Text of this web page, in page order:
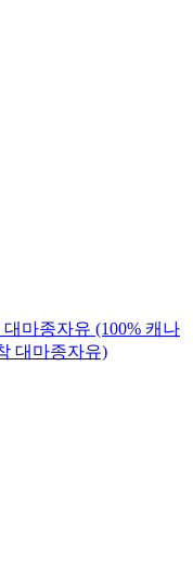
마종자유 (100% 캐나
대마종자유)